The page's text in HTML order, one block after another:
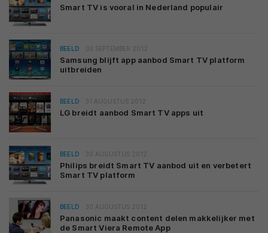
Smart TV is vooral in Nederland populair
BEELD 03 SEPTEMBER 2012
Samsung blijft app aanbod Smart TV platform
uitbreiden
BEELD 31 AUGUSTUS 2012
LG breidt aanbod Smart TV apps uit
BEELD 30 AUGUSTUS 2012
Philips breidt Smart TV aanbod uit en verbetert
Smart TV platform
BEELD 30 AUGUSTUS 2012
Panasonic maakt content delen makkelijker met
de Smart Viera Remote App